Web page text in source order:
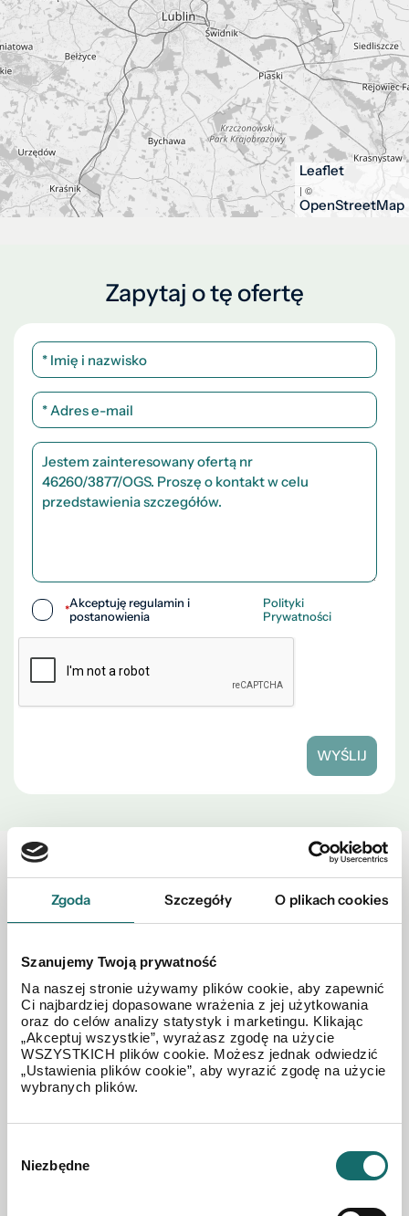
Zgoda Szczegóły O plikach cookies
Szanujemy Twoją prywatność
Na naszej stronie używamy plików cookie, aby zapewnić
Ci najbardziej dopasowane wrażenia z jej użytkowania
oraz do celów analizy statystyk i marketingu. Klikając
„Akceptuj wszystkie”, wyrażasz zgodę na użycie
WSZYSTKICH plików cookie. Możesz jednak odwiedzić
„Ustawienia plików cookie”, aby wyrazić zgodę na użycie
wybranych plików.
zgody
Niezbędne
Leaflet
| ©
OpenStreetMap
Zapytaj o tę ofertę
*Akceptuję regulamin i
postanowienia
Polityki
Prywatności
WYŚLIJ
Zobacz również w okolicy